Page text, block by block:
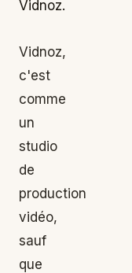
Vidnoz.
Vidnoz,
c'est
comme
un
studio
de
production
vidéo,
sauf
que